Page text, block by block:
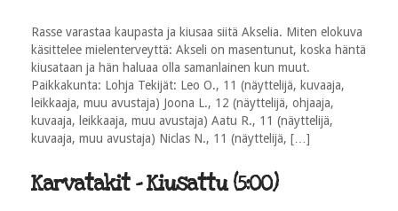
Rasse varastaa kaupasta ja kiusaa siitä Akselia. Miten elokuva
käsittelee mielenterveyttä: Akseli on masentunut, koska häntä
kiusataan ja hän haluaa olla samanlainen kun muut.
Paikkakunta: Lohja Tekijät: Leo O., 11 (näyttelijä, kuvaaja,
leikkaaja, muu avustaja) Joona L., 12 (näyttelijä, ohjaaja,
kuvaaja, leikkaaja, muu avustaja) Aatu R., 11 (näyttelijä,
kuvaaja, muu avustaja) Niclas N., 11 (näyttelijä, […]
Karvatakit - Kiusattu (5:00)